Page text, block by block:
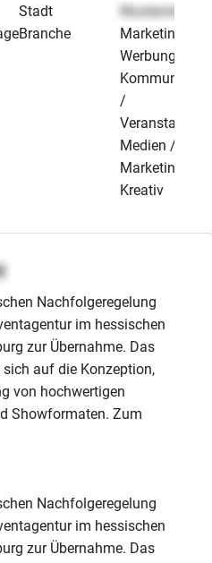
Stadt
Musterstadt
Branche
Marketing /
Werbung /
/
Medien /
Marketing &
Kreativ
Nachfolgeregelung
im hessischen
zur Übernahme. Das
auf die Konzeption,
von hochwertigen
Showformaten. Zum
Nachfolgeregelung
im hessischen
zur Übernahme. Das